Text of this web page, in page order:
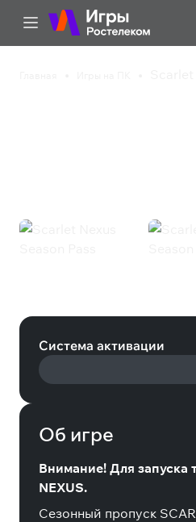
Система активации
Об игре
Внимание! Для запуска
NEXUS.
Сезонный пропуск